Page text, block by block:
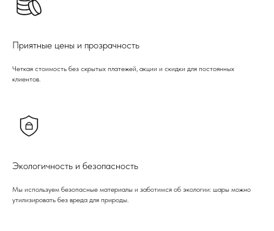
Приятные цены и прозрачность
Четкая стоимость без скрытых платежей, акции и скидки для постоянных
клиентов.
Экологичность и безопасность
Мы используем безопасные материалы и заботимся об экологии: шары можно
утилизировать без вреда для природы.